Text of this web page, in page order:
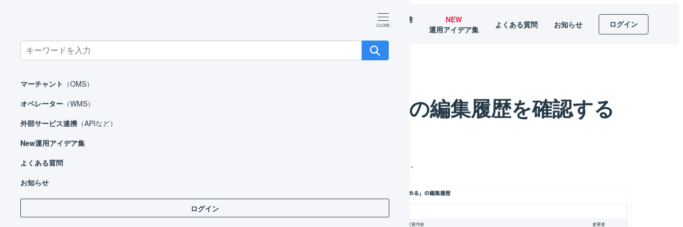
Search
for:
マーチャント （OMS）
オペレーター （WMS）
外部サービス連携 （APIなど）
New運用アイデア集
よくある質問
お知らせ
ログイン
外部サービス連携
（APIなど）
NEW
運用アイデア集
よくある質問 お知らせ ログイン
ホーム マーチャント 基本設定 店舗 受注伝票のマクロ 受注伝票のマクロの編集履歴を確認する
受注伝票のマクロの編集履歴を確認する
受注伝票のマクロの編集履歴を確認することができます。
マーチャント
日々の運用
設定ガイド
基本設定
店舗